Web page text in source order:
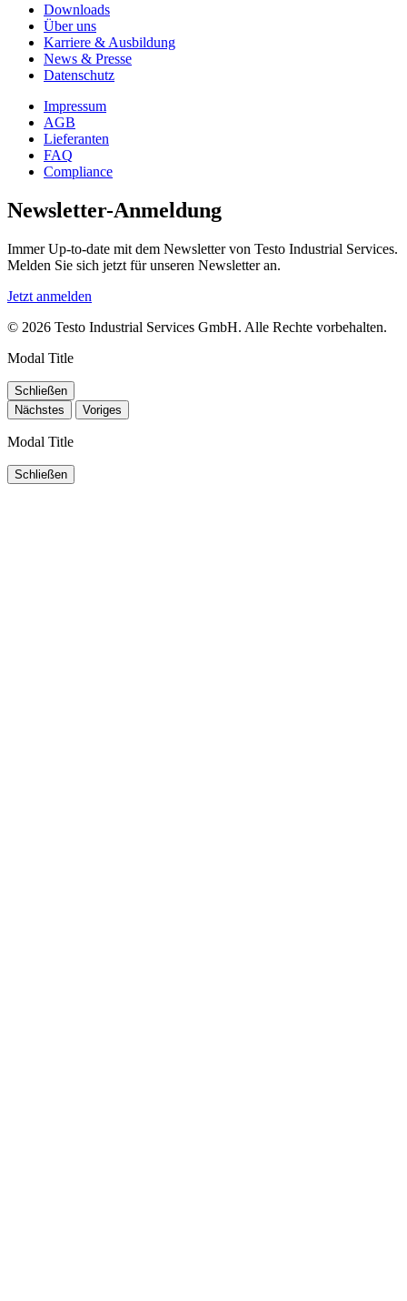
Downloads
Über uns
Karriere & Ausbildung
News & Presse
Datenschutz
Impressum
AGB
Lieferanten
FAQ
Compliance
Newsletter-Anmeldung
Immer Up-to-date mit dem Newsletter von Testo Industrial Services.
Melden Sie sich jetzt für unseren Newsletter an.
Jetzt anmelden
© 2026 Testo Industrial Services GmbH. Alle Rechte vorbehalten.
Modal Title
Schließen
Nächstes
Voriges
Modal Title
Schließen